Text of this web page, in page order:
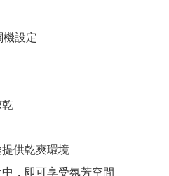
機設定
供乾爽環境
，即可享受氛芳空間